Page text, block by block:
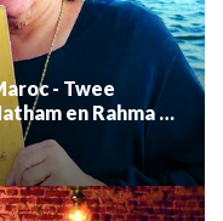
- Twee
en Rahma el